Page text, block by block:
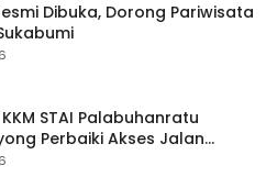
Dibuka, Dorong Pariwisata
STAI Palabuhanratu
Perbaiki Akses Jalan
di Sagaranten